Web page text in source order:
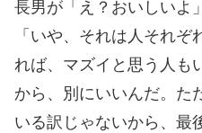
長男が「え？おいしいよ
「いや、それは人それ
れば、マズイと思う人も
から、別にいいんだ。た
いる訳じゃないから、最